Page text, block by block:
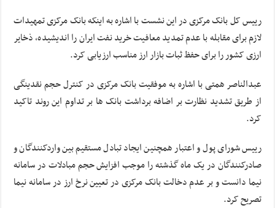
رییس کل بانک مرکزی در این نشست با اشاره به اینکه بانک مرکزی تمهیدات
لازم برای مقابله با عدم تمدید معافیت خرید نفت ایران را اندیشیده، ذخایر
ارزی کشور را برای حفظ ثبات بازار ارز مناسب ارزیابی کرد.
عبدالناصر همتی با اشاره به موفقیت بانک مرکزی در کنترل حجم نقدینگی
از طریق تشدید نظارت بر اضافه برداشت بانک ها بر تداوم این روند تاکید
کرد.
رییس شورای پول و اعتبار همچنین ایجاد تبادل مستقیم بین واردکنندگان و
صادرکنندگان در یک ماه گذشته را موجب افزایش حجم مبادلات در سامانه
نیما دانست و بر عدم دخالت بانک مرکزی در تعیین نرخ ارز در سامانه نیما
تصریح کرد.